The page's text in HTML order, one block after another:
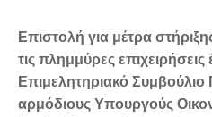
Επιστολή για μέτρα
τις πλημμύρες επιχειρήσεις
Επιμελητηριακό
αρμόδιους Υπουργούς